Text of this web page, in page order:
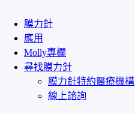
膜力針
應用
Molly專欄
尋找膜力針
膜力針特約醫療機構
線上諮詢